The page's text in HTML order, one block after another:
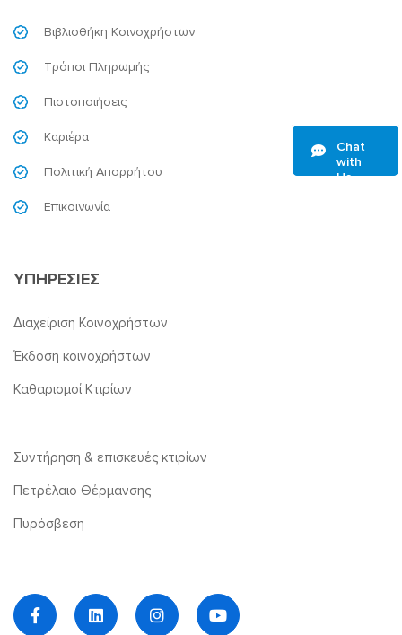
Βιβλιοθήκη Κοινοχρήστων
Τρόποι Πληρωμής
Πιστοποιήσεις
Καριέρα
Πολιτική Απορρήτου
Επικοινωνία
ΥΠΗΡΕΣΙΕΣ
Διαχείριση Κοινοχρήστων
Έκδοση κοινοχρήστων
Καθαρισμοί Κτιρίων
Συντήρηση & επισκευές κτιρίων
Πετρέλαιο Θέρμανσης
Πυρόσβεση
Chat
with
Us